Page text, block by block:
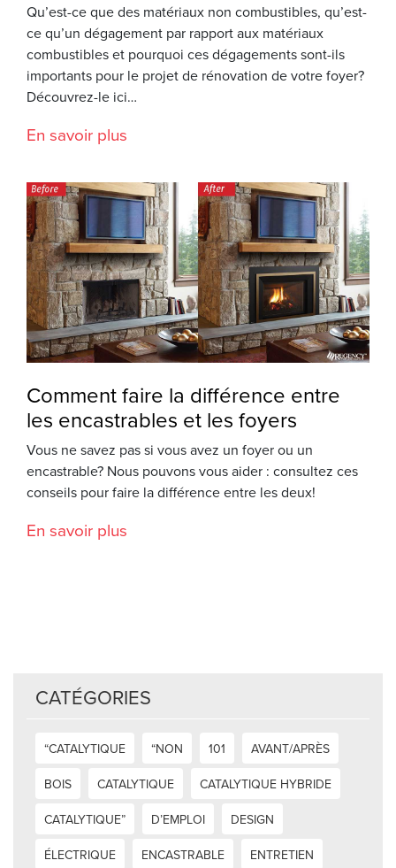
Qu’est-ce que des matériaux non combustibles, qu’est-
ce qu’un dégagement par rapport aux matériaux
combustibles et pourquoi ces dégagements sont-ils
importants pour le projet de rénovation de votre foyer?
Découvrez-le ici…
En savoir plus
Comment faire la différence entre
les encastrables et les foyers
Vous ne savez pas si vous avez un foyer ou un
encastrable? Nous pouvons vous aider : consultez ces
conseils pour faire la différence entre les deux!
En savoir plus
CATÉGORIES
“CATALYTIQUE “NON 101
AVANT/APRÈS
BOIS
CATALYTIQUE
CATALYTIQUE HYBRIDE
CATALYTIQUE”
D’EMPLOI
DESIGN
ÉLECTRIQUE
ENCASTRABLE ENTRETIEN